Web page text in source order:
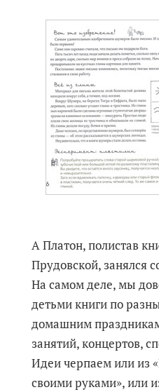
А Платон, полистав
Прудовской, занялся
На самом деле, мы
детьми книги по
домашним
занятий, концертов,
Идеи черпаем или из
своими руками», или